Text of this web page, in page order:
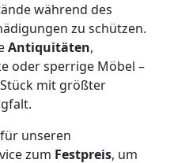
während des
zu schützen.
Antiquitäten,
oder sperrige Möbel –
mit größter
unseren
zum Festpreis, um